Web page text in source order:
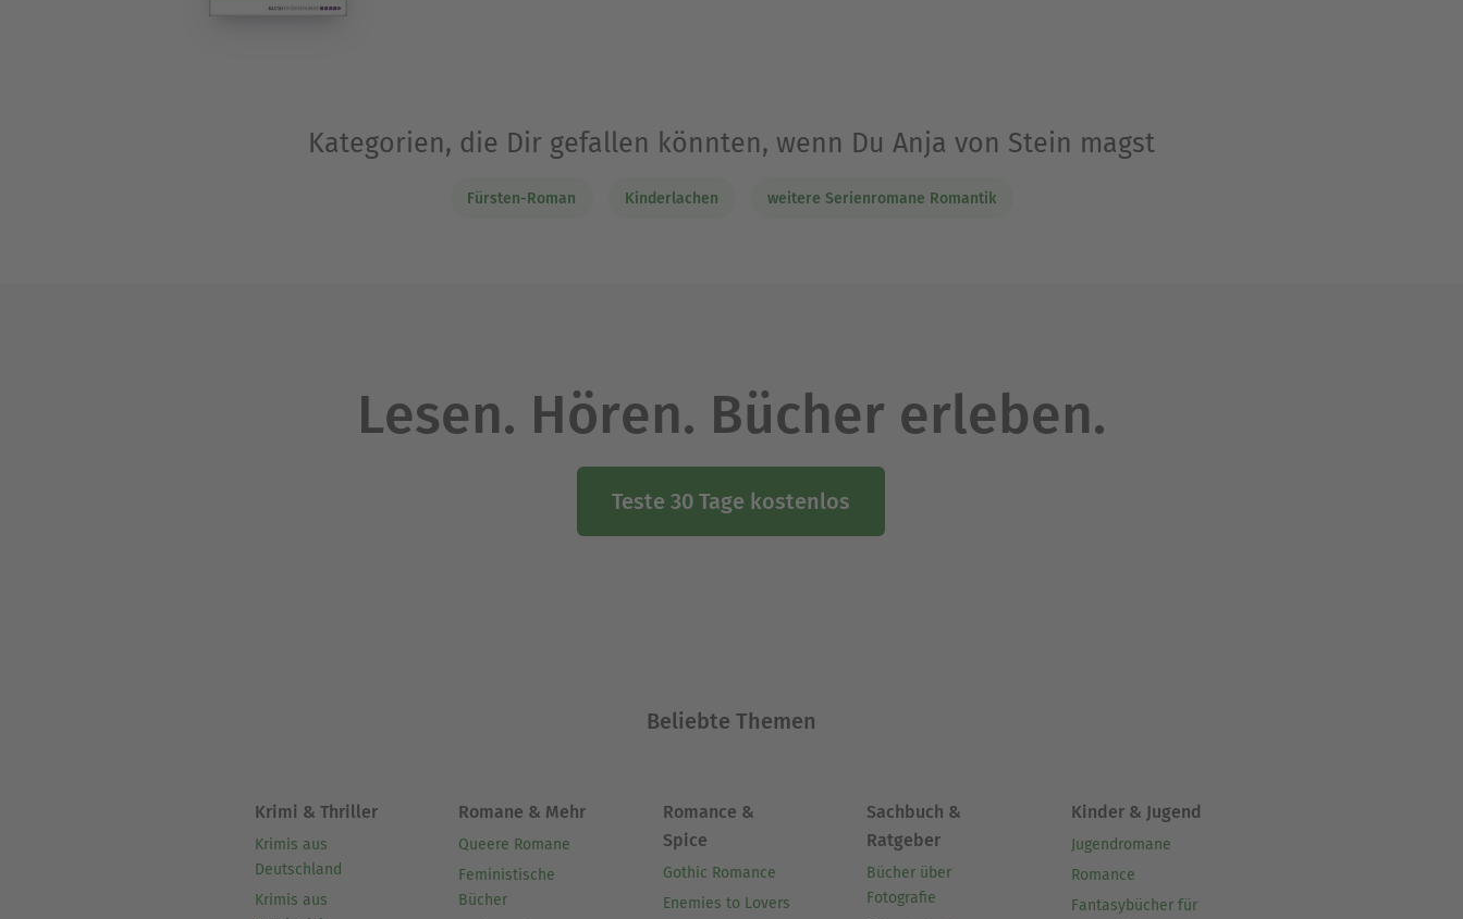
Kategorien, die Dir gefallen könnten, wenn Du Anja von Stein magst
Fürsten-Roman Kinderlachen weitere Serienromane Romantik
Lesen. Hören. Bücher erleben.
Teste 30 Tage kostenlos
Beliebte Themen
Krimi & Thriller
Krimis aus
Deutschland
Krimis aus
Romane & Mehr
Queere Romane
Feministische
Bücher
Romance &
Spice
Gothic Romance
Enemies to Lovers
Sachbuch &
Ratgeber
Bücher über
Fotografie
Kinder & Jugend
Jugendromane
Romance
Fantasybücher für